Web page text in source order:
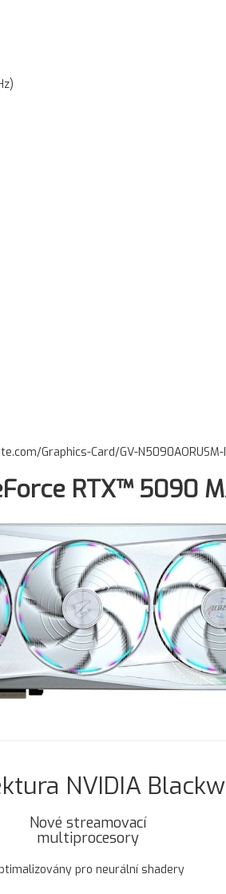
Graphics-Card/GV-N5090AORUSM-
RTX™ 5090
NVIDIA
Nové streamovací
multiprocesory
pro neurální shadery